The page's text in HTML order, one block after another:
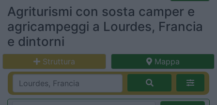
Agriturismi con sosta camper e
agricampeggi a Lourdes, Francia
e dintorni
Struttura Mappa